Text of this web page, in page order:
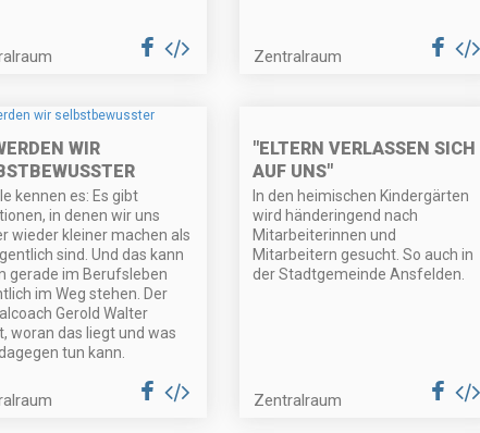
Zentralraum
WIR
kennen es: Es gibt
in denen wir uns
wieder kleiner machen als
sind. Und das kann
gerade im Berufsleben
im Weg stehen. Der
Gerold Walter
woran das liegt und was
tun kann.
"ELTERN VERLASSEN SICH
AUF UNS"
In den heimischen Kindergärten
wird händeringend nach
Mitarbeiterinnen und
Mitarbeitern gesucht. So auch in
der Stadtgemeinde Ansfelden.
Zentralraum